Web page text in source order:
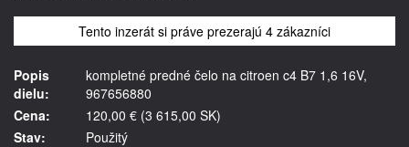
Tento inzerát si práve prezerajú 4 zákazníci
Popis
dielu:
kompletné predné čelo na citroen c4 B7 1,6 16V,
967656880
Cena:
120,00 € (3 615,00 SK)
Stav:
Použitý